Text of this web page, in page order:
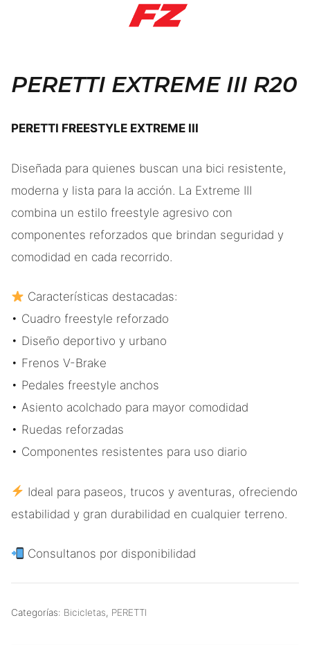
PERETTI EXTREME III R20
PERETTI FREESTYLE EXTREME III
Diseñada para quienes buscan una bici resistente,
moderna y lista para la acción. La Extreme III
combina un estilo freestyle agresivo con
componentes reforzados que brindan seguridad y
comodidad en cada recorrido.
Características destacadas:
• Cuadro freestyle reforzado
• Diseño deportivo y urbano
• Frenos V-Brake
• Pedales freestyle anchos
• Asiento acolchado para mayor comodidad
• Ruedas reforzadas
• Componentes resistentes para uso diario
Ideal para paseos, trucos y aventuras, ofreciendo
estabilidad y gran durabilidad en cualquier terreno.
Consultanos por disponibilidad
Categorías: Bicicletas, PERETTI